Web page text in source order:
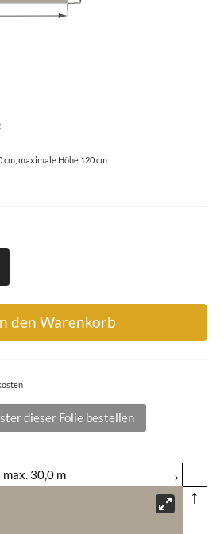
cm, maximale Höhe 120 cm
den Warenkorb
dieser Folie bestellen
max. 30,0 m
→
↑